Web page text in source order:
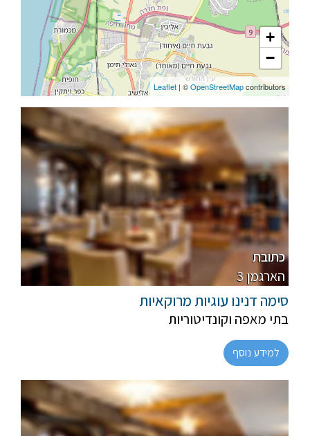
רגיל
פרווה
כתובת
3 הארגמן
סימה דנינו עוגיות מרוקאיות
בתי מאפה וקונדיטוריות
למידע נוסף
+
−
Leaflet | ©OpenStreetMapcontributors